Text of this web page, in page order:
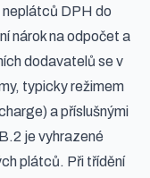
DPH do
nárok na odpočet a
dodavatelů se v
typicky režimem
a příslušnými
je vyhrazené
plátců. Při třídění